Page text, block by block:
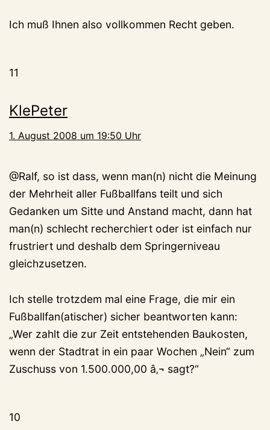
Ich muß Ihnen also vollkommen Recht geben.
11
KlePeter
1. August 2008 um 19:50 Uhr
@Ralf, so ist dass, wenn man(n) nicht die Meinung
der Mehrheit aller Fußballfans teilt und sich
Gedanken um Sitte und Anstand macht, dann hat
man(n) schlecht recherchiert oder ist einfach nur
frustriert und deshalb dem Springerniveau
gleichzusetzen.
Ich stelle trotzdem mal eine Frage, die mir ein
Fußballfan(atischer) sicher beantworten kann:
„Wer zahlt die zur Zeit entstehenden Baukosten,
wenn der Stadtrat in ein paar Wochen „Nein“ zum
Zuschuss von 1.500.000,00 â‚¬ sagt?“
10